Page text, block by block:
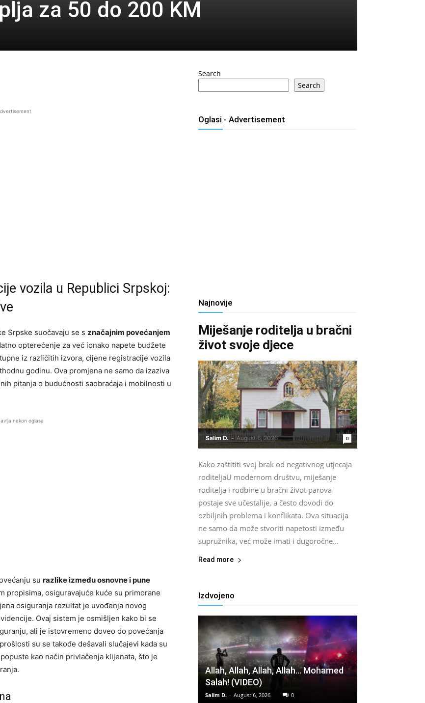
za 50 do 200 KM
vozila u Republici Srpskoj:
Srpske suočavaju se s značajnim povećanjem
opterećenje za već ionako napete budžete
iz različitih izvora, cijene registracije vozila
godinu. Ova promjena ne samo da izaziva
pitanja o budućnosti saobraćaja i mobilnosti u
nakon oglasa
su razlike između osnovne i pune
propisima, osiguravajuće kuće su primorane
osiguranja rezultat je uvođenja novog
Ovaj sistem je osmišljen kako bi se
ali je istovremeno doveo do povećanja
su se takođe dešavali slučajevi kada su
kao način privlačenja klijenata, što je
Search
Search
Oglasi - Advertisement
Najnovije
Miješanje roditelja u bračni
život svoje djece
Salim D. - August 6, 2026 0
Kako zaštititi svoj brak od negativnog utjecaja
roditeljaU modernom društvu, miješanje
roditelja i rodbine u bračni život parova
postaje sve učestalije, a često dovodi do
ozbiljnih problema i konflikata. Ova situacija
ne samo da može stvoriti napetosti između
supružnika, već može imati i dugoročne...
Read more
Izdvojeno
Allah, Allah, Allah, Allah… Mohamed
Salah! (VIDEO)
Salim D. - August 6, 2026 0